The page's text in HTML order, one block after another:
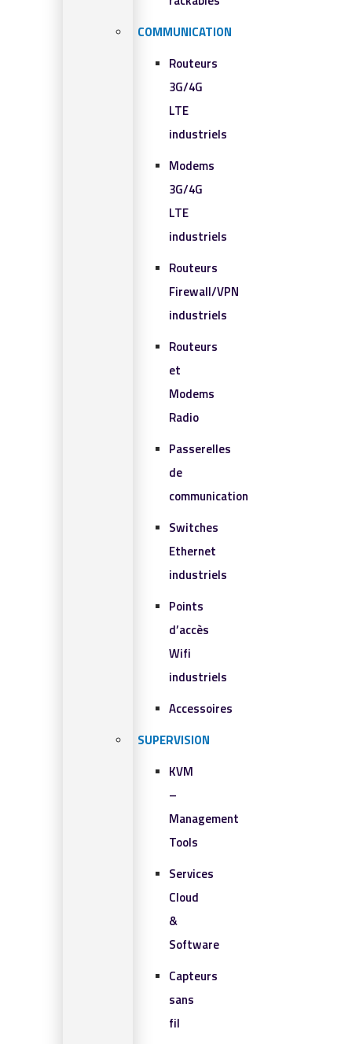
COMMUNICATION
Routeurs
3G/4G
LTE
industriels
Modems
3G/4G
LTE
industriels
Routeurs
Firewall/VPN
industriels
Routeurs
et
Modems
Radio
Passerelles
de
communication
Switches
Ethernet
industriels
Points
d’accès
Wifi
industriels
Accessoires
SUPERVISION
KVM
–
Management
Tools
Services
Cloud
&
Software
Capteurs
sans
fil